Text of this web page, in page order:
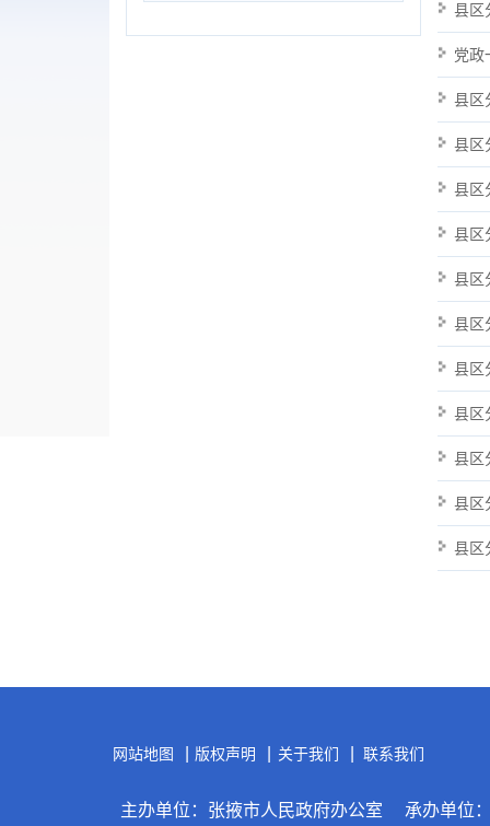
县区
党政
县区
县区
县区
县区
县区
县区
县区
县区
县区
县区
县区
网站地图 版权声明 关于我们 联系我们
主办单位：张掖市人民政府办公室 承办单位